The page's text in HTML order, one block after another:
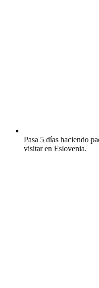
Pasa 5 días haciendo
visitar en Eslovenia.